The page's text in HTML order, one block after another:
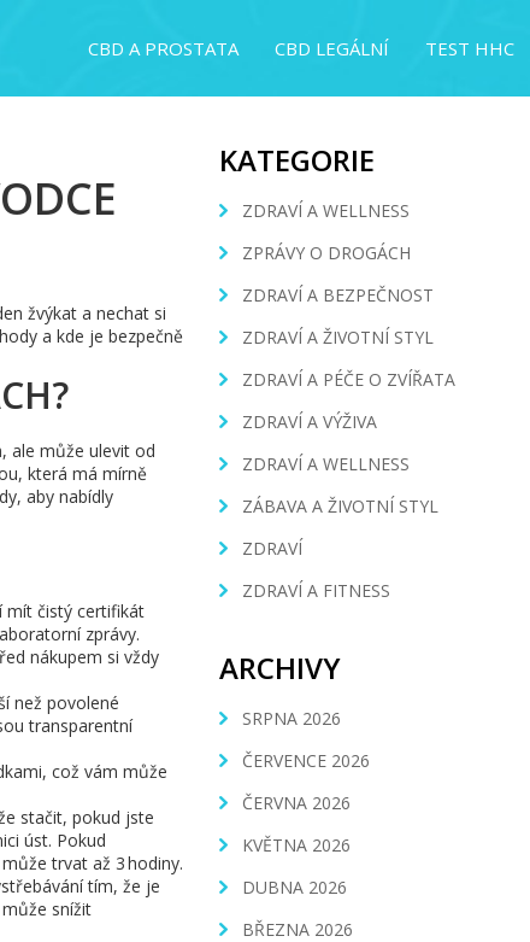
CBD A PROSTATA CBD LEGÁLNÍ TEST HHC
žvýkat a nechat si
a kde je bezpečně
ale může ulevit od
která má mírně
aby nabídly
mít čistý certifikát
zprávy.
nákupem si vždy
než povolené
transparentní
což vám může
stačit, pokud jste
úst. Pokud
trvat až 3 hodiny.
tím, že je
snížit
KATEGORIE
ZDRAVÍ A WELLNESS
ZPRÁVY O DROGÁCH
ZDRAVÍ A BEZPEČNOST
ZDRAVÍ A ŽIVOTNÍ STYL
ZDRAVÍ A PÉČE O ZVÍŘATA
ZDRAVÍ A VÝŽIVA
ZDRAVÍ A WELLNESS
ZÁBAVA A ŽIVOTNÍ STYL
ZDRAVÍ
ZDRAVÍ A FITNESS
ARCHIVY
SRPNA 2026
ČERVENCE 2026
ČERVNA 2026
KVĚTNA 2026
DUBNA 2026
BŘEZNA 2026